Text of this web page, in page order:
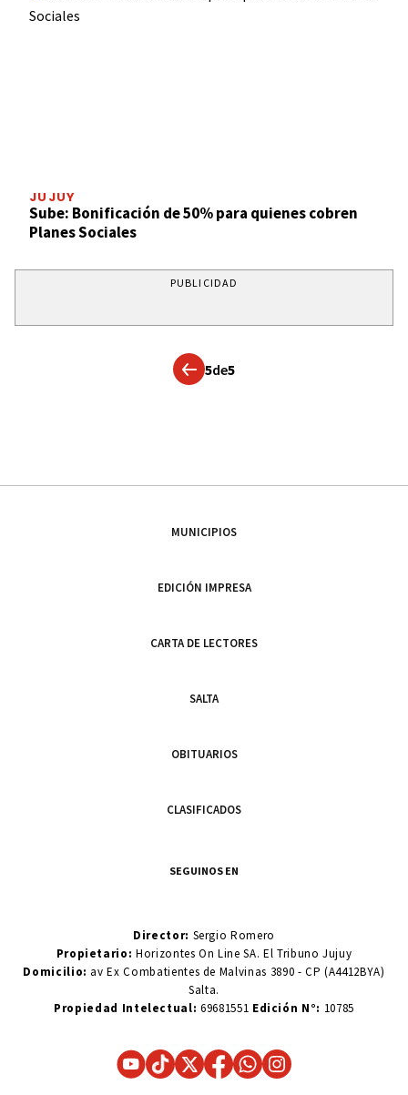
JUJUY
Sube: Bonificación de 50% para quienes cobren
Planes Sociales
PUBLICIDAD
5de5
MUNICIPIOS
EDICIÓN IMPRESA
CARTA DE LECTORES
SALTA
OBITUARIOS
CLASIFICADOS
SEGUINOS EN
Director: Sergio Romero
Propietario:Horizontes On Line SA. El Tribuno Jujuy
Domicilio: av Ex Combatientes de Malvinas 3890 - CP (A4412BYA)
Salta.
Propiedad Intelectual: 69681551 Edición N°: 10785